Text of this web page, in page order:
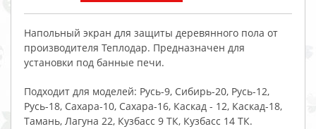
Напольный экран для защиты деревянного пола от
производителя Теплодар. Предназначен для
установки под банные печи.
Подходит для моделей: Русь-9, Сибирь-20, Русь-12,
Русь-18, Сахара-10, Сахара-16, Каскад - 12, Каскад-18,
Тамань, Лагуна 22, Кузбасс 9 ТК, Кузбасс 14 ТК.